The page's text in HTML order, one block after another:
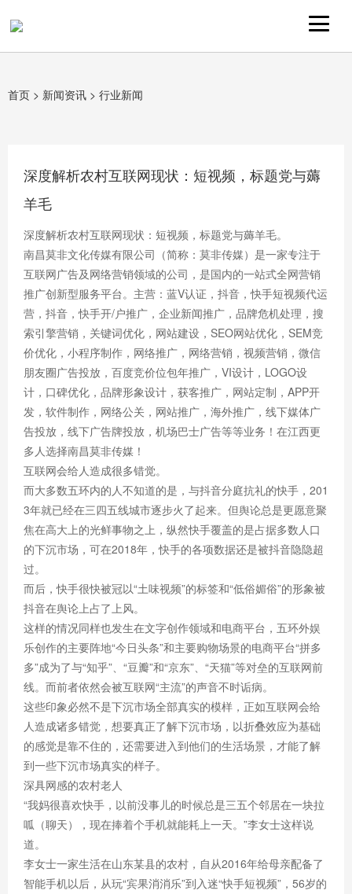
首页 > 新闻资讯 > 行业新闻
深度解析农村互联网现状：短视频，标题党与薅
羊毛
深度解析农村互联网现状：短视频，标题党与薅羊毛。
南昌莫非文化传媒有限公司（简称：莫非传媒）是一家专注于
互联网广告及网络营销领域的公司，是国内的一站式全网营销
推广创新型服务平台。主营：蓝V认证，抖音，快手短视频代运
营，抖音，快手开/户推广，企业新闻推广，品牌危机处理，搜
索引擎营销，关键词优化，网站建设，SEO网站优化，SEM竞
价优化，小程序制作，网络推广，网络营销，视频营销，微信
朋友圈广告投放，百度竞价位包年推广，VI设计，LOGO设
计，口碑优化，品牌形象设计，获客推广，网站定制，APP开
发，软件制作，网络公关，网站推广，海外推广，线下媒体广
告投放，线下广告牌投放，机场巴士广告等等业务！在江西更
多人选择南昌莫非传媒！
互联网会给人造成很多错觉。
而大多数五环内的人不知道的是，与抖音分庭抗礼的快手，201
3年就已经在三四五线城市逐步火了起来。但舆论总是更愿意聚
焦在高大上的光鲜事物之上，纵然快手覆盖的是占据多数人口
的下沉市场，可在2018年，快手的各项数据还是被抖音隐隐超
过。
而后，快手很快被冠以“土味视频”的标签和“低俗媚俗”的形象被
抖音在舆论上占了上风。
这样的情况同样也发生在文字创作领域和电商平台，五环外娱
乐创作的主要阵地“今日头条”和主要购物场景的电商平台“拼多
多”成为了与“知乎”、“豆瓣”和“京东”、“天猫”等对垒的互联网前
线。而前者依然会被互联网“主流”的声音不时诟病。
这些印象必然不是下沉市场全部真实的模样，正如互联网会给
人造成诸多错觉，想要真正了解下沉市场，以折叠效应为基础
的感觉是靠不住的，还需要进入到他们的生活场景，才能了解
到一些下沉市场真实的样子。
深具网感的农村老人
“我妈很喜欢快手，以前没事儿的时候总是三五个邻居在一块拉
呱（聊天），现在捧着个手机就能耗上一天。”李女士这样说
道。
李女士一家生活在山东某县的农村，自从2016年给母亲配备了
智能手机以后，从玩“宾果消消乐”到入迷“快手短视频”，56岁的